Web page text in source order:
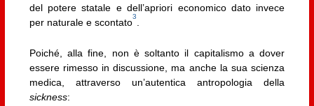
del potere statale e dell’apriori economico dato invece
per naturale e scontato
3
Poiché, alla fine, non è soltanto il capitalismo a dover
essere rimesso in discussione, ma anche la sua scienza
medica, attraverso un’autentica antropologia della
sickness: